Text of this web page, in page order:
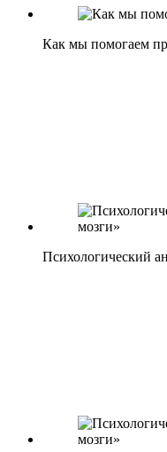
Как мы помогаем
Психологический